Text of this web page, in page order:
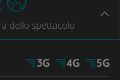
dello spettacolo